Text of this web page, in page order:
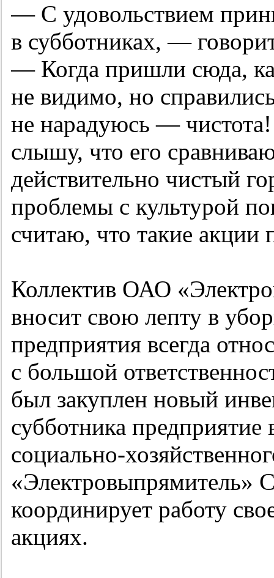
— С удовольствием
в субботниках, —
— Когда пришли сюда,
не видимо, но
не нарадуюсь —
слышу, что его
действительно чистый
проблемы с культурой
считаю, что такие акции
Коллектив ОАО
вносит свою лепту в
предприятия всегда
с большой
был закуплен новый
субботника
социально-
«Электровыпрямитель»
координирует работу
акциях.